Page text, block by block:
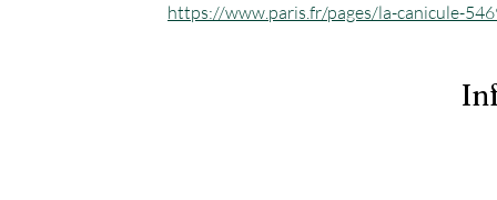
https://www.paris.fr/pages/la-canicule-